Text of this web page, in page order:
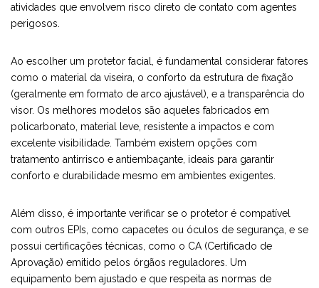
atividades que envolvem risco direto de contato com agentes
perigosos.
Ao escolher um protetor facial, é fundamental considerar fatores
como o material da viseira, o conforto da estrutura de fixação
(geralmente em formato de arco ajustável), e a transparência do
visor. Os melhores modelos são aqueles fabricados em
policarbonato, material leve, resistente a impactos e com
excelente visibilidade. Também existem opções com
tratamento antirrisco e antiembaçante, ideais para garantir
conforto e durabilidade mesmo em ambientes exigentes.
Além disso, é importante verificar se o protetor é compatível
com outros EPIs, como capacetes ou óculos de segurança, e se
possui certificações técnicas, como o CA (Certificado de
Aprovação) emitido pelos órgãos reguladores. Um
equipamento bem ajustado e que respeita as normas de